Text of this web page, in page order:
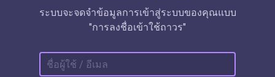
ระบบจะจดจำข้อมูลการเข้าสู่ระบบของคุณแบบ
"การลงชื่อเข้าใช้ถาวร"